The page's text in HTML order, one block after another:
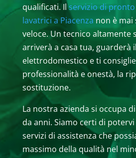
qualificati. Ilservizio di
lavatrici a Piacenza non è mai
veloce. Un tecnico altamente
arriverà a casa tua, guarderà
elettrodomestico e ti
professionalità e onestà, la
sostituzione.
La nostra azienda si occupa
da anni. Siamo certi di
servizi di assistenza che
massimo della qualità nel